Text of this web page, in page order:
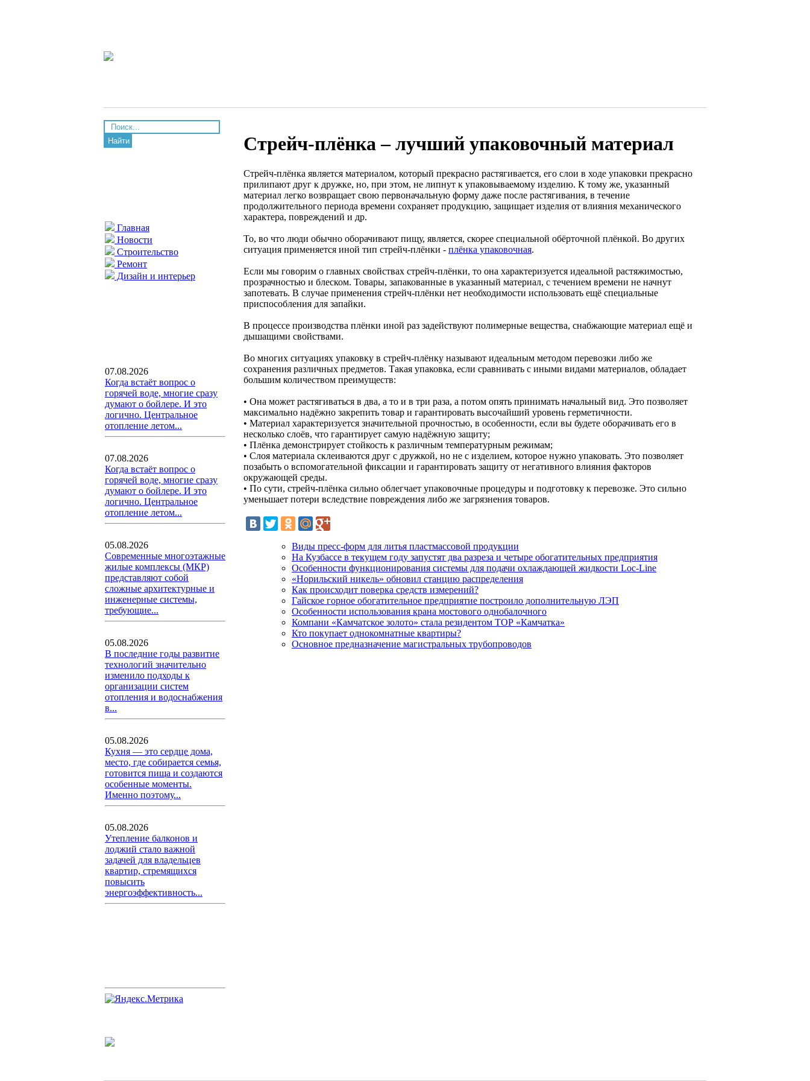
Найти
Главная
Новости
Строительство
Ремонт
Дизайн и интерьер
07.08.2026
Когда встаёт вопрос о
горячей воде, многие сразу
думают о бойлере. И это
логично. Центральное
отопление летом...
07.08.2026
Когда встаёт вопрос о
горячей воде, многие сразу
думают о бойлере. И это
логично. Центральное
отопление летом...
05.08.2026
Современные многоэтажные
жилые комплексы (МКР)
представляют собой
сложные архитектурные и
инженерные системы,
требующие...
05.08.2026
В последние годы развитие
технологий значительно
изменило подходы к
организации систем
отопления и водоснабжения
в...
05.08.2026
Кухня — это сердце дома,
место, где собирается семья,
готовится пища и создаются
особенные моменты.
Именно поэтому...
05.08.2026
Утепление балконов и
лоджий стало важной
задачей для владельцев
квартир, стремящихся
повысить
энергоэффективность...
Стрейч-плёнка – лучший упаковочный материал
Стрейч-плёнка является материалом, который прекрасно растягивается, его слои в ходе упаковки прекрасно
прилипают друг к дружке, но, при этом, не липнут к упаковываемому изделию. К тому же, указанный
материал легко возвращает свою первоначальную форму даже после растягивания, в течение
продолжительного периода времени сохраняет продукцию, защищает изделия от влияния механического
характера, повреждений и др.
То, во что люди обычно оборачивают пищу, является, скорее специальной обёрточной плёнкой. Во других
ситуация применяется иной тип стрейч-плёнки - плёнка упаковочная.
Если мы говорим о главных свойствах стрейч-плёнки, то она характеризуется идеальной растяжимостью,
прозрачностью и блеском. Товары, запакованные в указанный материал, с течением времени не начнут
запотевать. В случае применения стрейч-плёнки нет необходимости использовать ещё специальные
приспособления для запайки.
В процессе производства плёнки иной раз задействуют полимерные вещества, снабжающие материал ещё и
дышащими свойствами.
Во многих ситуациях упаковку в стрейч-плёнку называют идеальным методом перевозки либо же
сохранения различных предметов. Такая упаковка, если сравнивать с иными видами материалов, обладает
большим количеством преимуществ:
• Она может растягиваться в два, а то и в три раза, а потом опять принимать начальный вид. Это позволяет
максимально надёжно закрепить товар и гарантировать высочайший уровень герметичности.
• Материал характеризуется значительной прочностью, в особенности, если вы будете оборачивать его в
несколько слоёв, что гарантирует самую надёжную защиту;
• Плёнка демонстрирует стойкость к различным температурным режимам;
• Слоя материала склеиваются друг с дружкой, но не с изделием, которое нужно упаковать. Это позволяет
позабыть о вспомогательной фиксации и гарантировать защиту от негативного влияния факторов
окружающей среды.
• По сути, стрейч-плёнка сильно облегчает упаковочные процедуры и подготовку к перевозке. Это сильно
уменьшает потери вследствие повреждения либо же загрязнения товаров.
Виды пресс-форм для литья пластмассовой продукции
На Кузбассе в текущем году запустят два разреза и четыре обогатительных предприятия
Особенности функционирования системы для подачи охлаждающей жидкости Loc-Line
«Норильский никель» обновил станцию распределения
Как происходит поверка средств измерений?
Гайское горное обогатительное предприятие построило дополнительную ЛЭП
Особенности использования крана мостового однобалочного
Компани «Камчатское золото» стала резидентом ТОР «Камчатка»
Кто покупает однокомнатные квартиры?
Основное предназначение магистральных трубопроводов